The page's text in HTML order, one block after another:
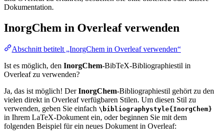
Dokumentation.
InorgChem in Overleaf verwenden
Abschnitt betitelt „InorgChem in Overleaf verwenden“
Ist es möglich, den InorgChem-BibTeX-Bibliographiestil in
Overleaf zu verwenden?
Ja, das ist möglich! DerInorgChem-Bibliographiestil gehört zu den
vielen direkt in Overleaf verfügbaren Stilen. Um diesen Stil zu
verwenden, geben Sie einfach \bibliographystyle{InorgChem}
in Ihrem LaTeX-Dokument ein, oder beginnen Sie mit dem
folgenden Beispiel für ein neues Dokument in Overleaf: